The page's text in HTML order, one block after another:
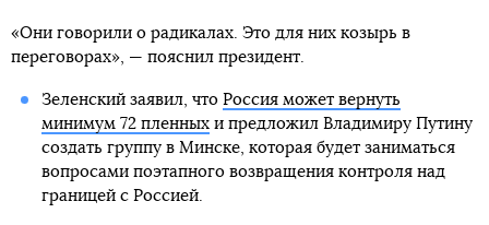
«Они говорили о радикалах. Это для них козырь в
переговорах», — пояснил президент.
Зеленский заявил, что Россия может вернуть
минимум 72 пленныхи предложил Владимиру Путину
создать группу в Минске, которая будет заниматься
вопросами поэтапного возвращения контроля над
границей с Россией.